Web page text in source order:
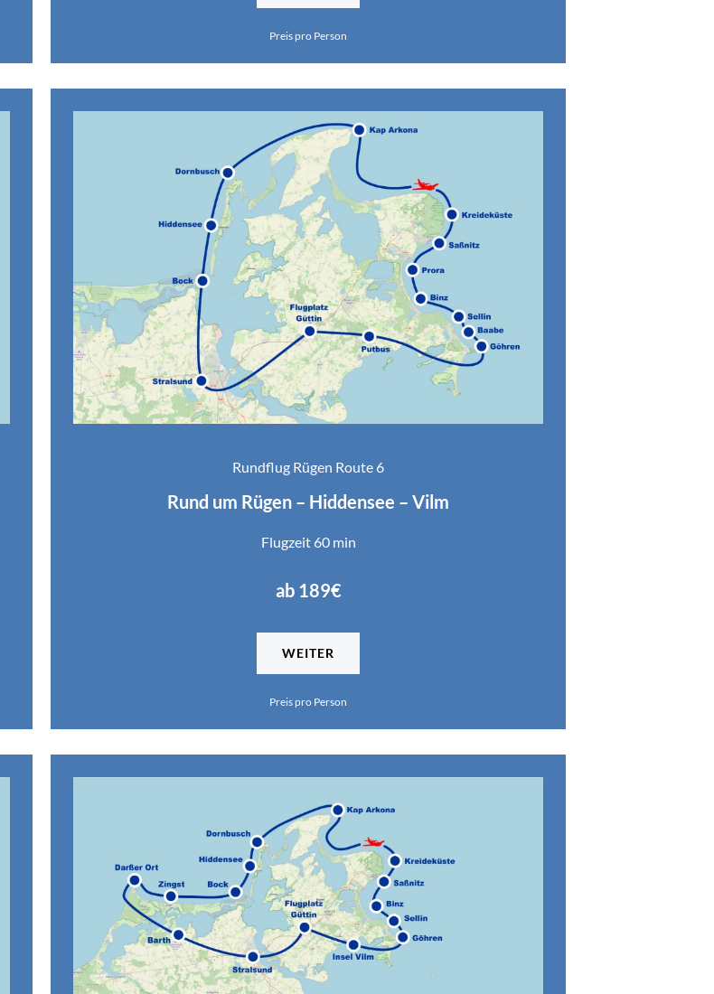
Preis pro Person
Rundflug Rügen Route 6
Rund um Rügen – Hiddensee – Vilm
Flugzeit 60 min
ab 189€
WEITER
Preis pro Person